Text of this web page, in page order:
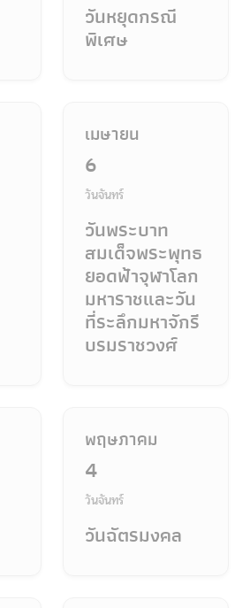
วันหยุดกรณี
พิเศษ
เมษายน
6
วันจันทร์
วันพระบาท
สมเด็จพระพุทธ
ยอดฟ้าจุฬาโลก
มหาราชและวัน
ที่ระลึกมหาจักรี
บรมราชวงศ์
พฤษภาคม
4
วันจันทร์
วันฉัตรมงคล